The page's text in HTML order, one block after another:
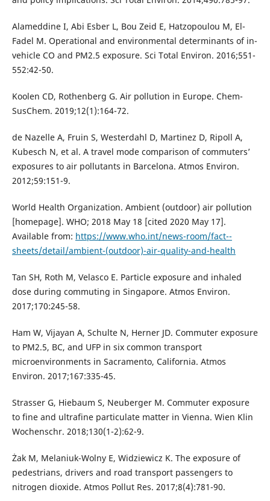
Alameddine I, Abi Esber L, Bou Zeid E, Hatzopoulou M, El-
Fadel M. Operational and environmental determinants of in-
vehicle CO and PM2.5 exposure. Sci Total Environ. 2016;551-
552:42-50.
Koolen CD, Rothenberg G. Air pollution in Europe. Chem-
SusChem. 2019;12(1):164-72.
de Nazelle A, Fruin S, Westerdahl D, Martinez D, Ripoll A,
Kubesch N, et al. A travel mode comparison of commuters’
exposures to air pollutants in Barcelona. Atmos Environ.
2012;59:151-9.
World Health Organization. Ambient (outdoor) air pollution
[homepage]. WHO; 2018 May 18 [cited 2020 May 17].
Available from: https://www.who.int/news-room/fact--
sheets/detail/ambient-(outdoor)-air-quality-and-health
Tan SH, Roth M, Velasco E. Particle exposure and inhaled
dose during commuting in Singapore. Atmos Environ.
2017;170:245-58.
Ham W, Vijayan A, Schulte N, Herner JD. Commuter exposure
to PM2.5, BC, and UFP in six common transport
microenvironments in Sacramento, California. Atmos
Environ. 2017;167:335-45.
Strasser G, Hiebaum S, Neuberger M. Commuter exposure
to fine and ultrafine particulate matter in Vienna. Wien Klin
Wochenschr. 2018;130(1-2):62-9.
Żak M, Melaniuk-Wolny E, Widziewicz K. The exposure of
pedestrians, drivers and road transport passengers to
nitrogen dioxide. Atmos Pollut Res. 2017;8(4):781-90.